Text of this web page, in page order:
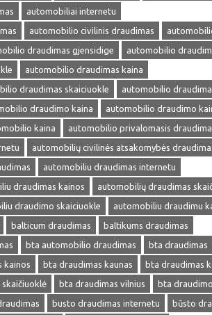
automobiliai internetu
automobilio civilinis draudimas
draudimas gjensidige
automobilio
automobilio draudimas kaina
draudimas skaiciuokle
automobilio
draudimo kaina
automobilio draudimo
kaina
automobilio privalomasis
automobilių civilinės atsakomybės
automobiliu draudimas internetu
draudimas kainos
automobilių draudimas
draudimo skaiciuokle
automobiliu draudimu
balticum draudimas
baltikums draudimas
bta automobilio draudimas
bta draudimas
kainos bta draudimas kaunas
bta draudimas
bta draudimas vilnius
bta
busto draudimas internetu
būsto